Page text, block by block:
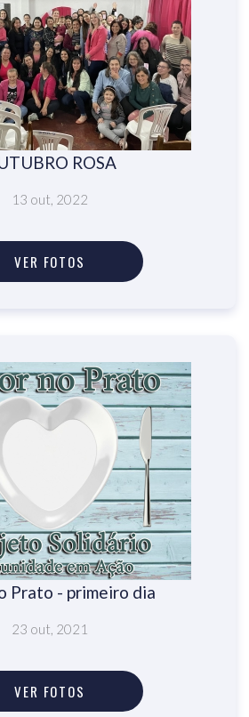
ROSA
13 out, 2022
VER FOTOS
Prato - primeiro dia
23 out, 2021
VER FOTOS